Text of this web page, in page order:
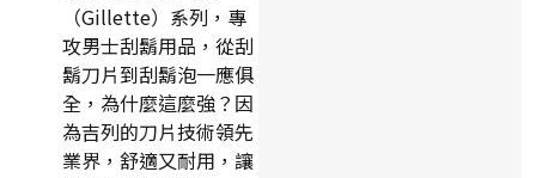
（Gillette）系列，專
攻男士刮鬍用品，從刮
鬍刀片到刮鬍泡一應俱
全，為什麼這麼強？因
為吉列的刀片技術領先
業界，舒適又耐用，讓